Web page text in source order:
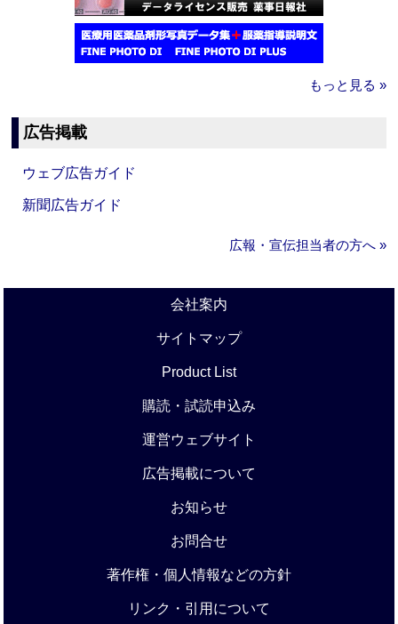
もっと見る »
広告掲載
ウェブ広告ガイド
新聞広告ガイド
広報・宣伝担当者の方へ »
会社案内
サイトマップ
Product List
購読・試読申込み
運営ウェブサイト
広告掲載について
お知らせ
お問合せ
著作権・個人情報などの方針
リンク・引用について